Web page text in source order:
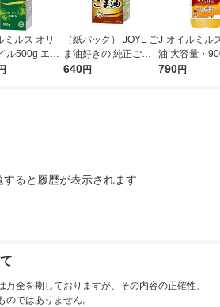
ミルズ オリ
ル500g エキ
ージン スペ
（紙パック） JOYL ご
ま油好きの 純正ごま
油 300g 1本 味の素 J-
640円
J-オイルミル
油 大容量・
ト 1本 JOYL
790円
すると履歴が表示されます
全を期しておりますが、その内容の正確性、
ではありません。